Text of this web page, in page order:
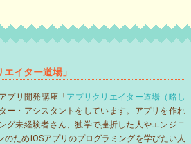
イター道場」
プリ開発講座「アプリクリエイター道場（略し
ー・アシスタントをしています。アプリを作れ
グ未経験者さん、独学で挫折した人やエンジニ
のためiOSアプリのプログラミングを学びたい人